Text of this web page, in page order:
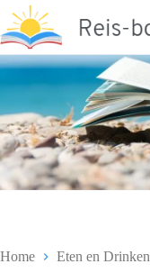
naar
de
inhoud
Home Eten en Drinken